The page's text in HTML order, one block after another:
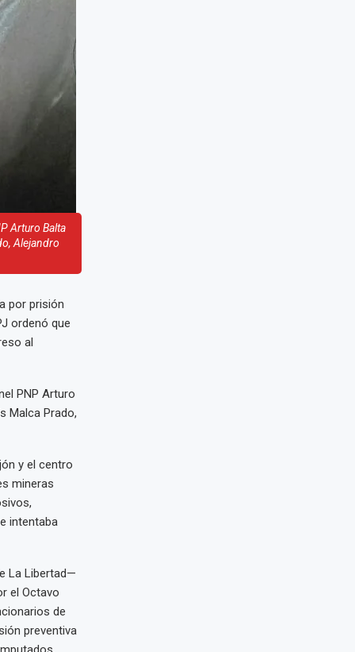
Arturo Balta
Alejandro
por prisión
ordenó que
al
PNP Arturo
Malca Prado,
y el centro
mineras
intentaba
La Libertad—
el Octavo
de
preventiva